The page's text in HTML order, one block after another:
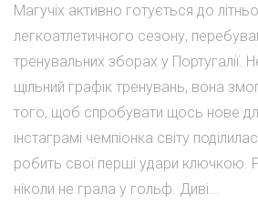
Магучіх активно готується до
легкоатлетичного сезону,
тренувальних зборах у Португалії.
щільний графік тренувань, вона
того, щоб спробувати щось нове
інстаграмі чемпіонка світу
робить свої перші удари ключкою.
ніколи не грала у гольф. Диві...